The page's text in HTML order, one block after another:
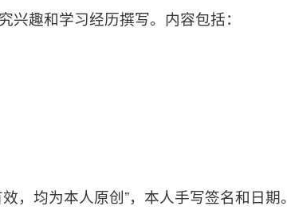
兴趣和学习经历撰写。内容包括：
，均为本人原创”，本人手写签名和日期。